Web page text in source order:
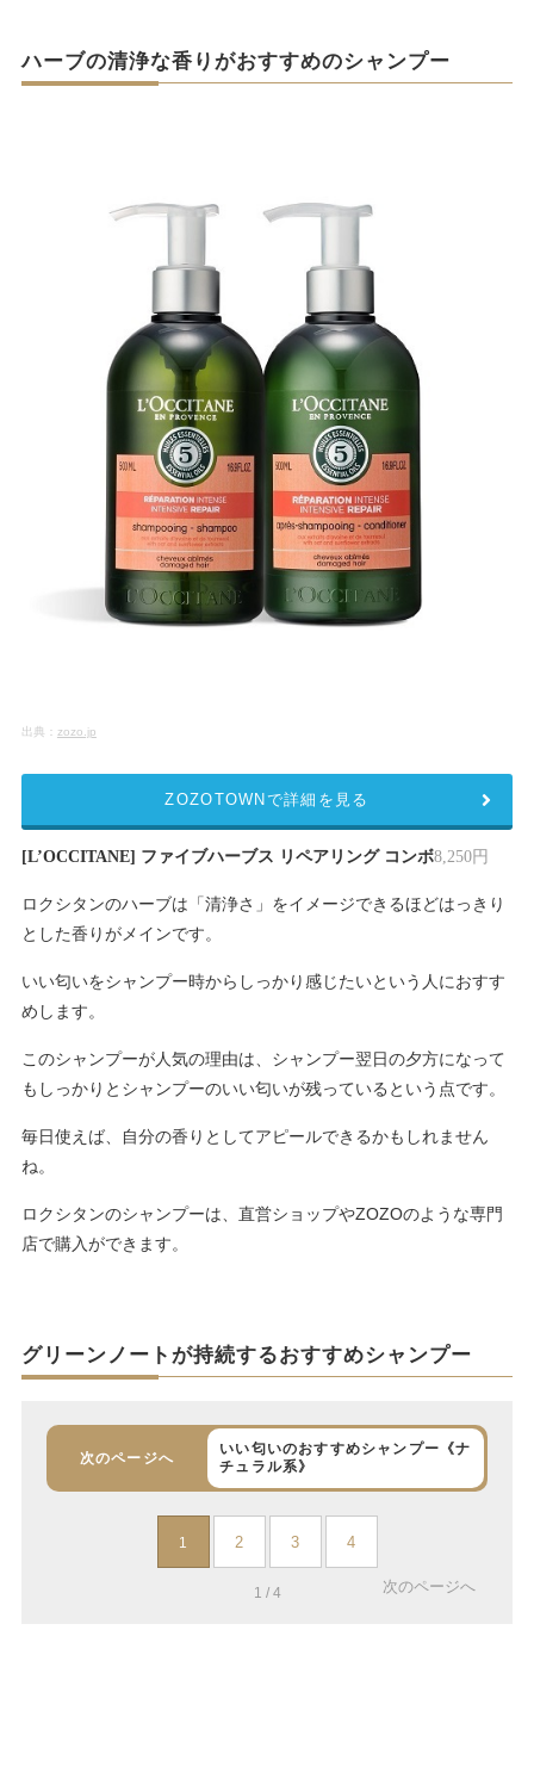
ハーブの清浄な香りがおすすめのシャンプー
出典： zozo.jp
[L’OCCITANE] ファイブハーブス リペアリング コンボ8,250円
ロクシタンのハーブは「清浄さ」をイメージできるほどはっきり
とした香りがメインです。
いい匂いをシャンプー時からしっかり感じたいという人におすす
めします。
このシャンプーが人気の理由は、シャンプー翌日の夕方になって
もしっかりとシャンプーのいい匂いが残っているという点です。
毎日使えば、自分の香りとしてアピールできるかもしれません
ね。
ロクシタンのシャンプーは、直営ショップやZOZOのような専門
店で購入ができます。
ZOZOTOWNで詳細を見る
グリーンノートが持続するおすすめシャンプー
次のページへ
いい匂いのおすすめシャンプー《ナ
チュラル系》
1 2 3 4
1 / 4 次のページへ